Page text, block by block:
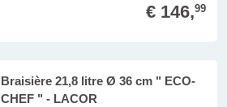
€ 146,99
Braisière 21,8 litre Ø 36 cm " ECO-
CHEF " - LACOR